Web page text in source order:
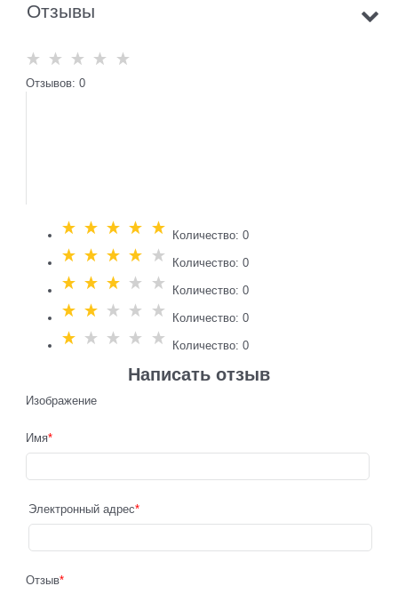
Отзывы
Отзывов: 0
Количество: 0
Количество: 0
Количество: 0
Количество: 0
Количество: 0
Написать отзыв
Изображение
Имя
Электронный адрес
Отзыв